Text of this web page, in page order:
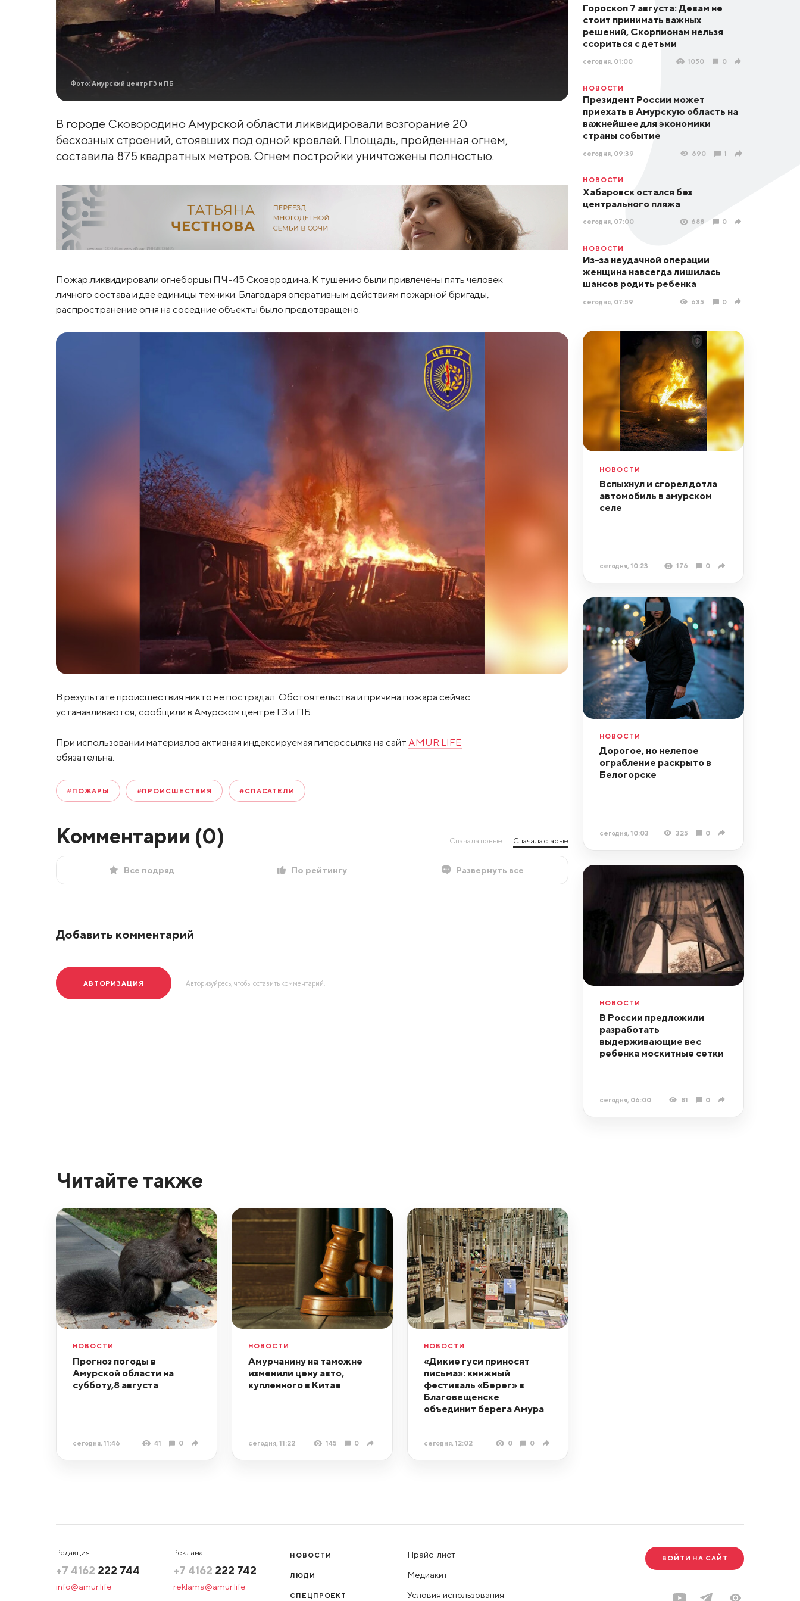
Фото: Амурский центр ГЗ и ПБ
В городе Сковородино Амурской области ликвидировали возгорание 20
бесхозных строений, стоявших под одной кровлей. Площадь, пройденная огнем,
составила 875 квадратных метров. Огнем постройки уничтожены полностью.
Пожар ликвидировали огнеборцы ПЧ-45 Сковородина. К тушению были привлечены пять человек
личного состава и две единицы техники. Благодаря оперативным действиям пожарной бригады,
распространение огня на соседние объекты было предотвращено.
В результате происшествия никто не пострадал. Обстоятельства и причина пожара сейчас
устанавливаются, сообщили в Амурском центре ГЗ и ПБ.
При использовании материалов активная индексируемая гиперссылка на сайт AMUR.LIFE
обязательна.
#ПОЖАРЫ #ПРОИСШЕСТВИЯ #СПАСАТЕЛИ
Комментарии (0) Сначала новые Сначала старые
Все подряд По рейтингу Развернуть все
Добавить комментарий
АВТОРИЗАЦИЯ Авторизуйресь, чтобы оставить комментарий.
Гороскоп 7 августа: Девам не
стоит принимать важных
решений, Скорпионам нельзя
ссориться с детьми
сегодня, 01:00 1050 0
НОВОСТИ
Президент России может
приехать в Амурскую область на
важнейшее для экономики
страны событие
сегодня, 09:39 690 1
НОВОСТИ
Хабаровск остался без
центрального пляжа
сегодня, 07:00 688 0
НОВОСТИ
Из-за неудачной операции
женщина навсегда лишилась
шансов родить ребенка
сегодня, 07:59 635 0
НОВОСТИ
Вспыхнул и сгорел дотла
автомобиль в амурском
селе
сегодня, 10:23 176 0
НОВОСТИ
Дорогое, но нелепое
ограбление раскрыто в
Белогорске
сегодня, 10:03 325 0
НОВОСТИ
В России предложили
разработать
выдерживающие вес
ребенка москитные сетки
сегодня, 06:00 81 0
Читайте также
НОВОСТИ
Прогноз погоды в
Амурской области на
субботу,8 августа
сегодня, 11:46 41 0
НОВОСТИ
Амурчанину на таможне
изменили цену авто,
купленного в Китае
сегодня, 11:22 145 0
НОВОСТИ
«Дикие гуси приносят
письма»: книжный
фестиваль «Берег» в
Благовещенске
объединит берега Амура
сегодня, 12:02 0 0
Редакция
+7 4162 222 744
info@amur.life
Реклама
+7 4162 222 742
reklama@amur.life
НОВОСТИ
ЛЮДИ
СПЕЦПРОЕКТ
Прайс-лист
Медиакит
Условия использования
ВОЙТИ НА САЙТ